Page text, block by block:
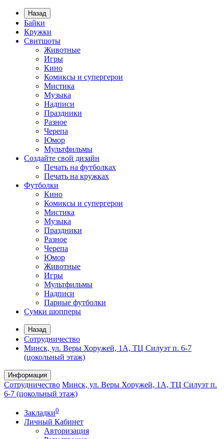
Назад
Байки
Кружки
Свитшоты
Животные
Игры
Кино
Комиксы и супергерои
Мистика
Музыка
Надписи
Праздники
Разное
Черепа
Юмор
Мультфильмы
Создайте свой дизайн
Печать на футболках
Печать на кружках
Футболки
Кино
Комиксы и супергерои
Мистика
Музыка
Праздники
Разное
Черепа
Юмор
Животные
Игры
Мультфильмы
Надписи
Парные футболки
Сумки шопперы
Назад
Сотрудничество
Минск, ул. Веры Хоружей, 1А, ТЦ Силуэт п. 6-7
(цокольный этаж)
Информация
Сотрудничество Минск, ул. Веры Хоружей, 1А, ТЦ Силуэт п.
6-7 (цокольный этаж)
Закладки0
Личный Кабинет
Авторизация